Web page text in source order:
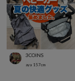
3COINS
aya 157cm